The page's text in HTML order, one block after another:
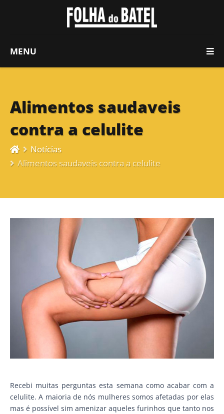
MENU
Alimentos saudaveis
contra a celulite
Notícias
Alimentos saudaveis contra a celulite
Recebi muitas perguntas esta semana como acabar com a
celulite. A maioria de nós mulheres somos afetadas por elas
mas é possível sim amenizar aqueles furinhos que tanto nos